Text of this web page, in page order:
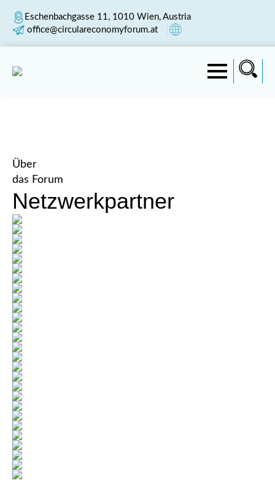
Eschenbachgasse 11, 1010 Wien, Austria
office@circulareconomyforum.at
Über
das Forum
Netzwerkpartner